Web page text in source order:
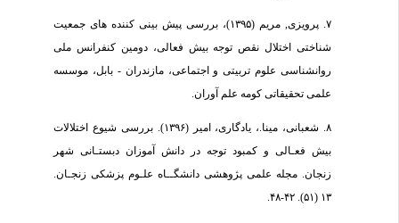
۷. پرویزی, مریم (۱۳۹۵)، بررسی پیش بینی کننده های جمعیت
شناختی اختلال نقص توجه بیش فعالی، دومین کنفرانس ملی
روانشناسی علوم تربیتی و اجتماعی، مازندران - بابل، موسسه
علمی تحقیقاتی کومه علم آوران.
۸. شعبانی، مینا.، یادگاری، امیر (۱۳۹۶). بررسی شیوع اختلالات
بیش فعـالی و کمبود توجه در دانش آموزان دبستـانی شهر
زنجان. مجله علمی پژوهشی دانشگــاه علـوم پزشکی زنجـان.